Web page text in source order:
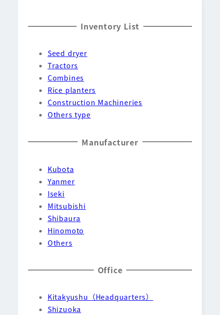
Inventory List
Seed dryer
Tractors
Combines
Rice planters
Construction Machineries
Others type
Manufacturer
Kubota
Yanmer
Iseki
Mitsubishi
Shibaura
Hinomoto
Others
Office
Kitakyushu（Headquarters）
Shizuoka